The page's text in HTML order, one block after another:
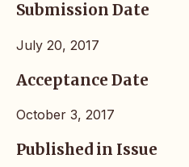
Submission Date
July 20, 2017
Acceptance Date
October 3, 2017
Published in Issue